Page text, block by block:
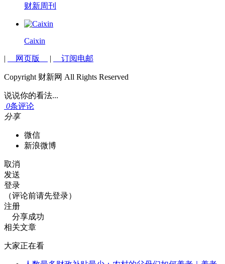
财新周刊
Caixin
| 网页版 | 订阅电邮
Copyright 财新网 All Rights Reserved
说说你的看法...
0条评论
分享
微信
新浪微博
取消
发送
登录
（评论前请先登录）
注册
分享成功
相关文章
大家正在看